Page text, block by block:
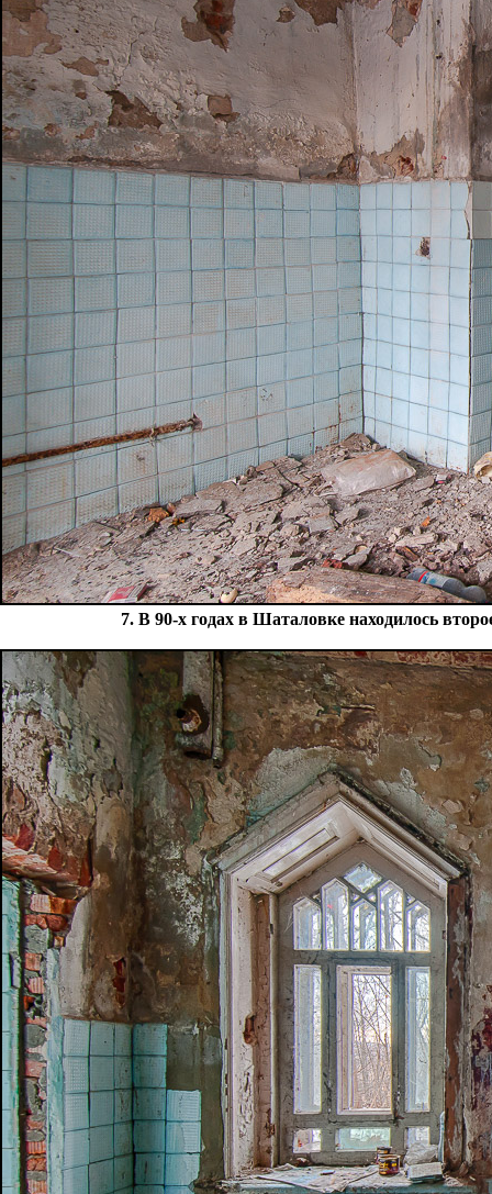
7. В 90-х годах в Шаталовке находилось